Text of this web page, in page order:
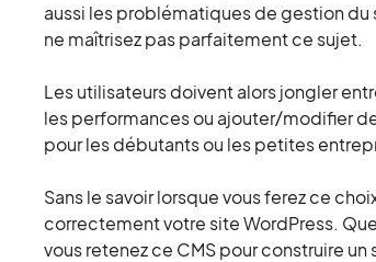
aussi les problématiques de gestion
ne maîtrisez pas parfaitement ce sujet.
Les utilisateurs doivent alors jongler
les performances ou ajouter/modifier
pour les débutants ou les petites
Sans le savoir lorsque vous ferez ce
correctement votre site WordPress.
vous retenez ce CMS pour construire un